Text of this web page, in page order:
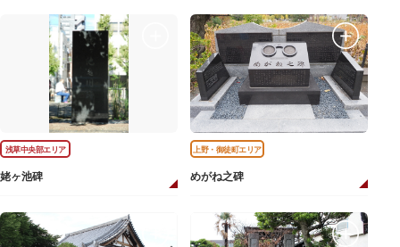
浅草中央部エリア
姥ヶ池碑
上野・御徒町エリア
めがね之碑